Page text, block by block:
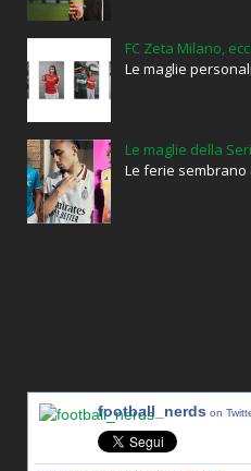
FC Zeta Milano,
Le maglie
Le maglie della
Le ferie
football_nerds on